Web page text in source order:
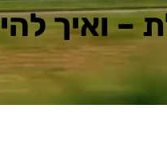
– ואיך